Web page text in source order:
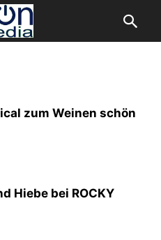
zum Weinen schön
Hiebe bei ROCKY